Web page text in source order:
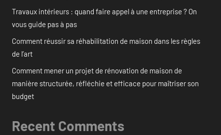
Travaux intérieurs : quand faire appel à une entreprise ? On
vous guide pas à pas
Comment réussir sa réhabilitation de maison dans les règles
de l’art
Comment mener un projet de rénovation de maison de
manière structurée, réfléchie et efficace pour maîtriser son
budget
Recent Comments